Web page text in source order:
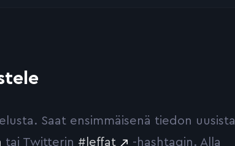
Saat ensimmäisenä tiedon uusista
tai Twitterin #leffat -hashtagin. Alla